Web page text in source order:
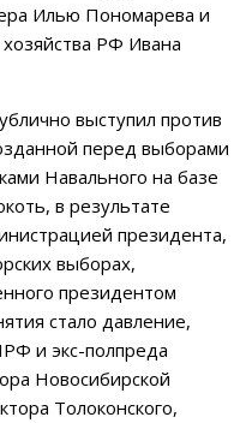
Илью Пономарева и
РФ Ивана
выступил против
перед выборами
Навального на базе
в результате
президента,
выборах,
президентом
стало давление,
и экс-полпреда
Новосибирской
Толоконского,